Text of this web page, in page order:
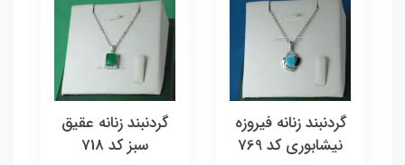
گردنبند زنانه فیروزه
نیشابوری کد 769
گردنبند زنانه عقیق
سبز کد 718